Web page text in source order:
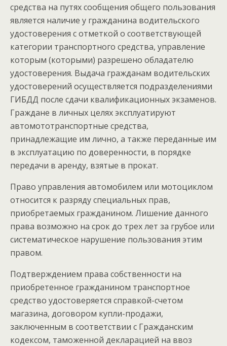
средства на путях сообщения общего пользования
является наличие у гражданина водительского
удостоверения с отметкой о соответствующей
категории транспортного средства, управление
которым (которыми) разрешено обладателю
удостоверения. Выдача гражданам водительских
удостоверений осуществляется подразделениями
ГИБДД после сдачи квалификационных экзаменов.
Граждане в личных целях эксплуатируют
автомототранспортные средства,
принадлежащие им лично, а также переданные им
в эксплуатацию по доверенности, в порядке
передачи в аренду, взятые в прокат.
Право управления автомобилем или мотоциклом
относится к разряду специальных прав,
приобретаемых гражданином. Лишение данного
права возможно на срок до трех лет за грубое или
систематическое нарушение пользования этим
правом.
Подтверждением права собственности на
приобретенное гражданином транспортное
средство удостоверяется справкой-счетом
магазина, договором купли-продажи,
заключенным в соответствии с Гражданским
кодексом, таможенной декларацией на ввоз